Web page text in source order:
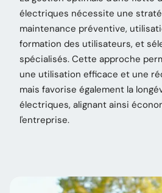
électriques nécessite une
maintenance préventive,
formation des utilisateurs, et
spécialisés. Cette approche
une utilisation efficace et une
mais favorise également la
électriques, alignant ainsi
l'entreprise.